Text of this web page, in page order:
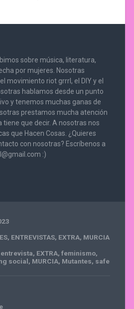
sobre música, literatura,
por mujeres. Nosotras
movimiento riot grrrl, el DIY y el
hablamos desde un punto
y tenemos muchas ganas de
prestamos mucha atención
tiene que decir. A nosotras nos
que Hacen Cosas. ¿Quieres
con nosotras? Escríbenos a
:)
, ENTREVISTAS, EXTRA, MURCIA
entrevista, EXTRA, feminismo,
social, MURCIA, Mutantes, safe